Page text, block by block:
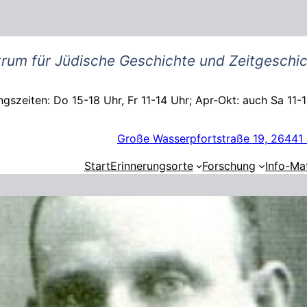
für Jüdische Geschichte und
Do 15-18 Uhr, Fr 11-14 Uhr; Apr-Okt: auch Sa 11-
Große Wasserpfortstraße 19, 26441
StartErinnerungsorte Forschung Info-